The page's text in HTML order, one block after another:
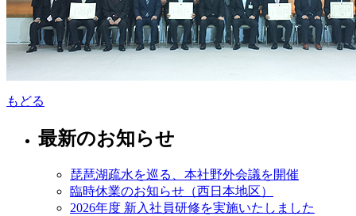
もどる
最新のお知らせ
琵琶湖疏水を巡る、本社野外会議を開催
臨時休業のお知らせ（西日本地区）
2026年度 新入社員研修を実施いたしました